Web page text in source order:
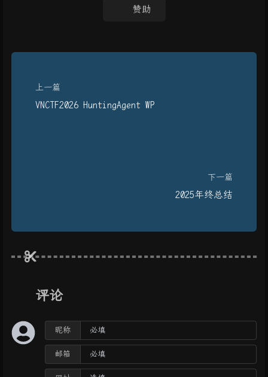
赞助
上一篇
VNCTF2026 HuntingAgent WP
下一篇
2025年终总结
评论
昵称
邮箱